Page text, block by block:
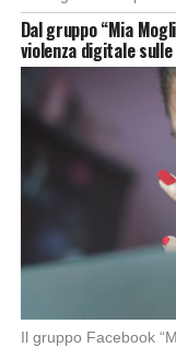
Dal gruppo “Mia
violenza digitale sulle